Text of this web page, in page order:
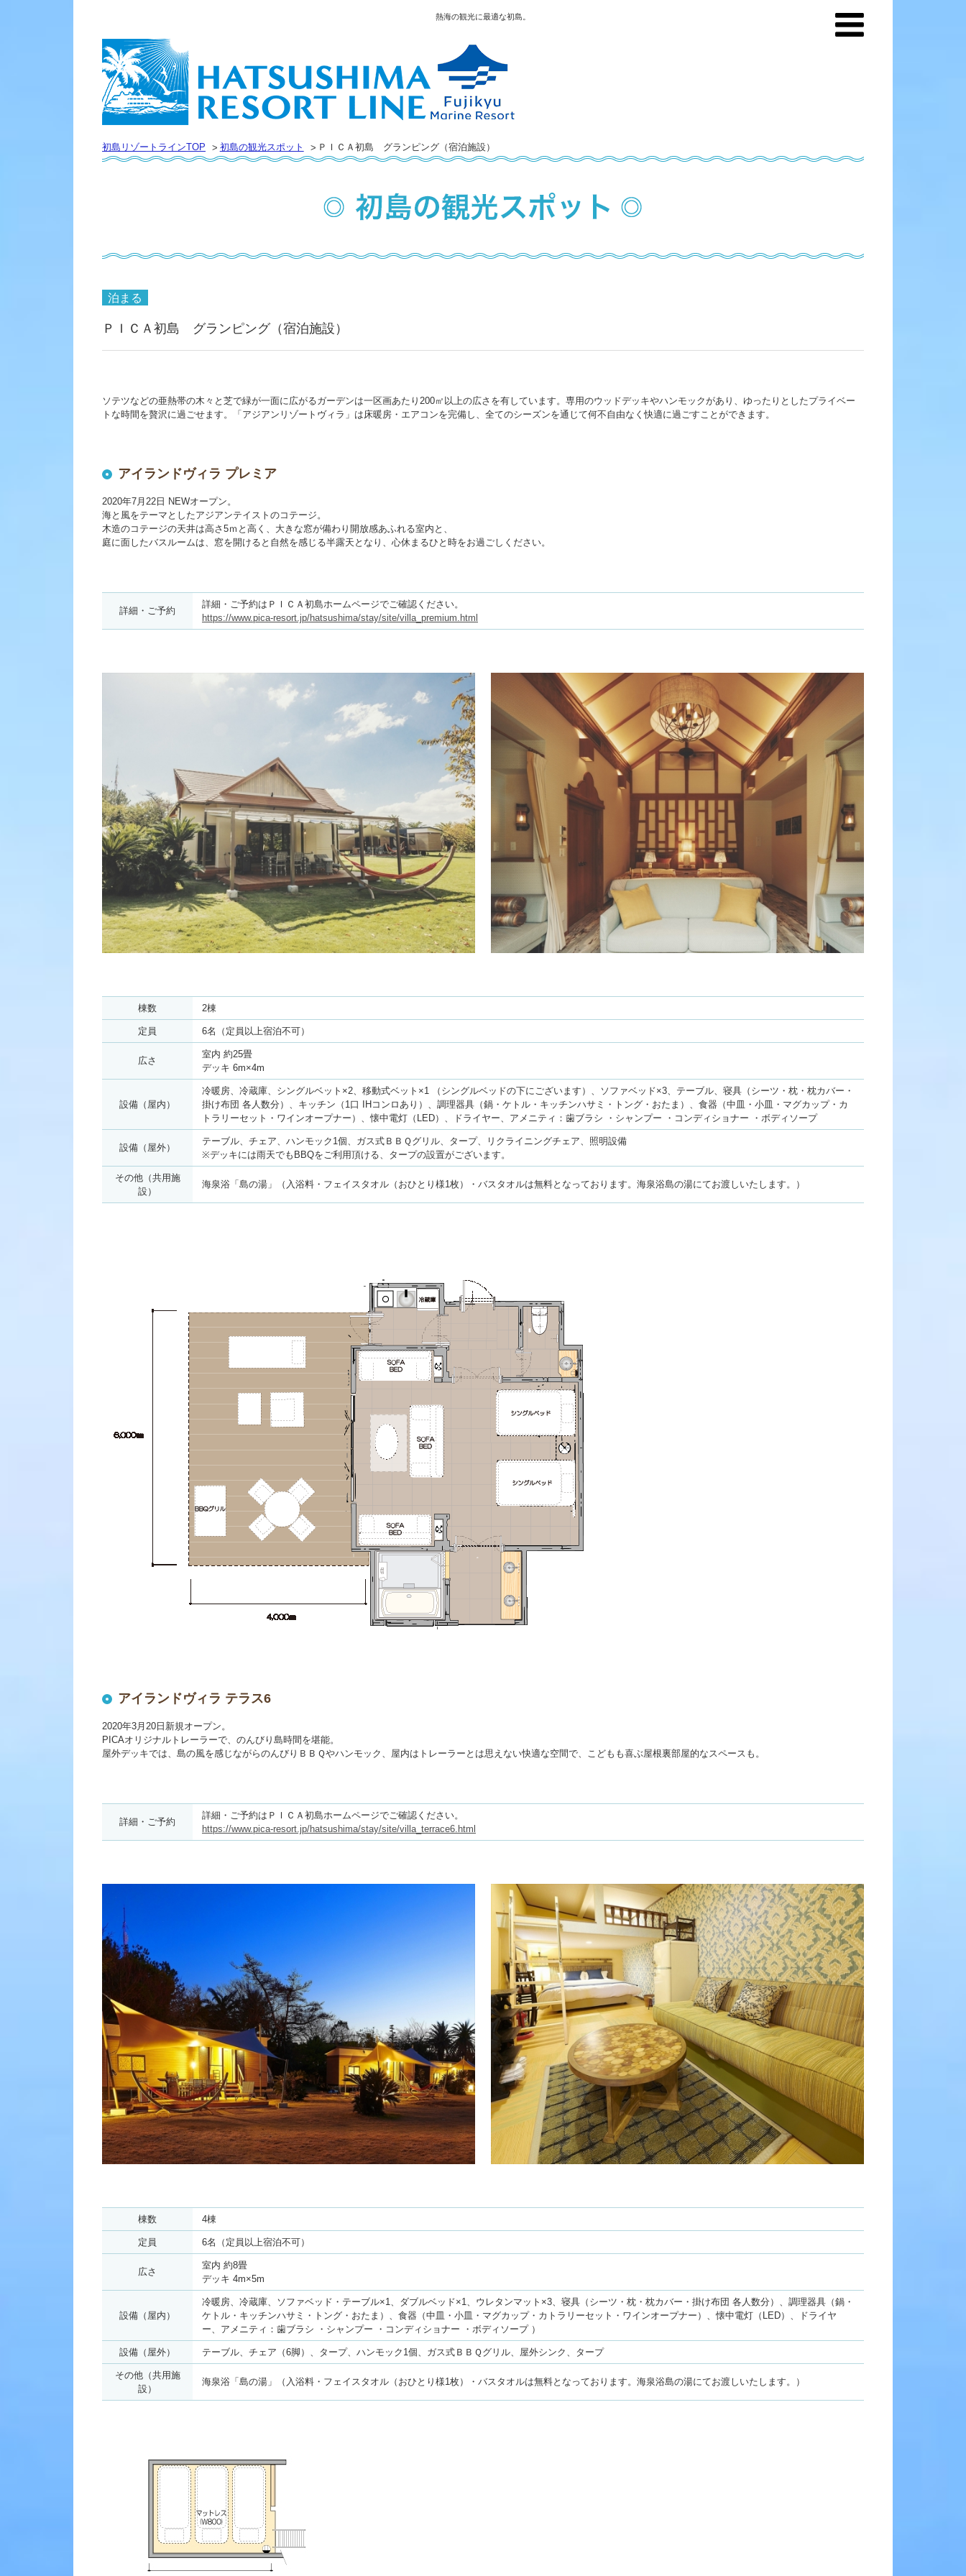
熱海の観光に最適な初島。
初島リゾートラインTOP 初島の観光スポット ＰＩＣＡ初島 グランピング（宿泊施設）
泊まる
ＰＩＣＡ初島 グランピング（宿泊施設）
ソテツなどの亜熱帯の木々と芝で緑が一面に広がるガーデンは一区画あたり200㎡以上の広さを有しています。専用のウッドデッキやハンモックがあり、ゆったりとしたプライベー
トな時間を贅沢に過ごせます。「アジアンリゾートヴィラ」は床暖房・エアコンを完備し、全てのシーズンを通じて何不自由なく快適に過ごすことができます。
アイランドヴィラ プレミア
2020年7月22日 NEWオープン。
海と風をテーマとしたアジアンテイストのコテージ。
木造のコテージの天井は高さ5ｍと高く、大きな窓が備わり開放感あふれる室内と、
庭に面したバスルームは、窓を開けると自然を感じる半露天となり、心休まるひと時をお過ごしください。
詳細・ご予約
詳細・ご予約はＰＩＣＡ初島ホームページでご確認ください。
https://www.pica-resort.jp/hatsushima/stay/site/villa_premium.html
棟数 2棟
定員 6名（定員以上宿泊不可）
広さ
室内 約25畳
デッキ 6m×4m
設備（屋内）
冷暖房、冷蔵庫、シングルベット×2、移動式ベット×1 （シングルベッドの下にございます）、ソファベッド×3、テーブル、寝具（シーツ・枕・枕カバー・
掛け布団 各人数分）、キッチン（1口 IHコンロあり）、調理器具（鍋・ケトル・キッチンハサミ・トング・おたま）、食器（中皿・小皿・マグカップ・カ
トラリーセット・ワインオープナー）、懐中電灯（LED）、ドライヤー、アメニティ：歯ブラシ ・シャンプー ・コンディショナー ・ボディソープ
設備（屋外）
テーブル、チェア、ハンモック1個、ガス式ＢＢＱグリル、タープ、リクライニングチェア、照明設備
※デッキには雨天でもBBQをご利用頂ける、タープの設置がございます。
その他（共用施
設）
海泉浴「島の湯」（入浴料・フェイスタオル（おひとり様1枚）・バスタオルは無料となっております。海泉浴島の湯にてお渡しいたします。）
アイランドヴィラ テラス6
2020年3月20日新規オープン。
PICAオリジナルトレーラーで、のんびり島時間を堪能。
屋外デッキでは、島の風を感じながらのんびりＢＢＱやハンモック、屋内はトレーラーとは思えない快適な空間で、こどもも喜ぶ屋根裏部屋的なスペースも。
詳細・ご予約
詳細・ご予約はＰＩＣＡ初島ホームページでご確認ください。
https://www.pica-resort.jp/hatsushima/stay/site/villa_terrace6.html
棟数 4棟
定員 6名 （定員以上宿泊不可）
広さ
室内 約8畳
デッキ 4m×5m
設備（屋内）
冷暖房、冷蔵庫、ソファベッド・テーブル×1、ダブルベッド×1、ウレタンマット×3、寝具（シーツ・枕・枕カバー・掛け布団 各人数分）、調理器具（鍋・
ケトル・キッチンハサミ・トング・おたま）、食器（中皿・小皿・マグカップ・カトラリーセット・ワインオープナー）、懐中電灯（LED）、ドライヤ
ー、アメニティ：歯ブラシ ・シャンプー ・コンディショナー ・ボディソープ ）
設備（屋外） テーブル、チェア（6脚）、タープ、ハンモック1個、ガス式ＢＢＱグリル、屋外シンク、タープ
その他（共用施
設）
海泉浴「島の湯」（入浴料・フェイスタオル（おひとり様1枚）・バスタオルは無料となっております。海泉浴島の湯にてお渡しいたします。）